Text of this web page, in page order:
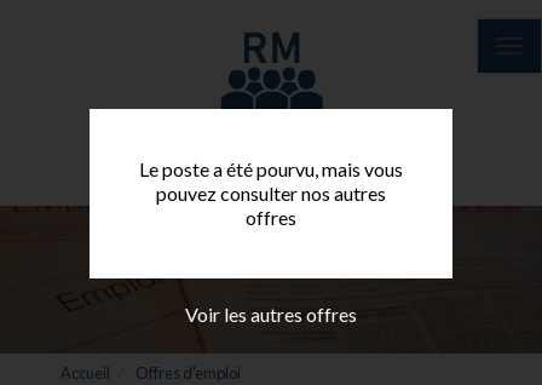
Accueil Offres d'emploi
Le poste a été pourvu, mais vous
pouvez consulter nos autres
offres
Voir les autres offres